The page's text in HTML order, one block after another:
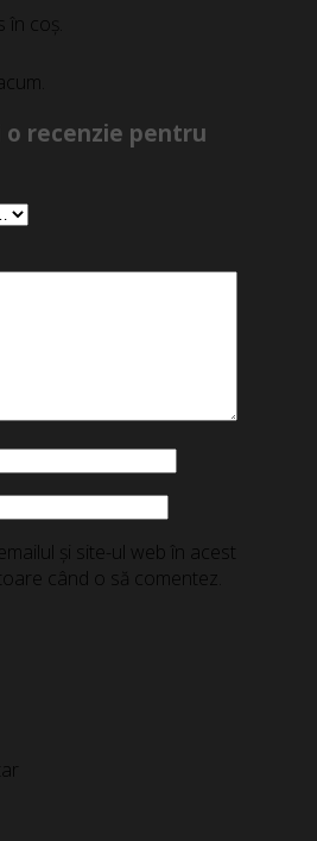
coș.
o recenzie pentru
și site-ul web în acest
când o să comentez.